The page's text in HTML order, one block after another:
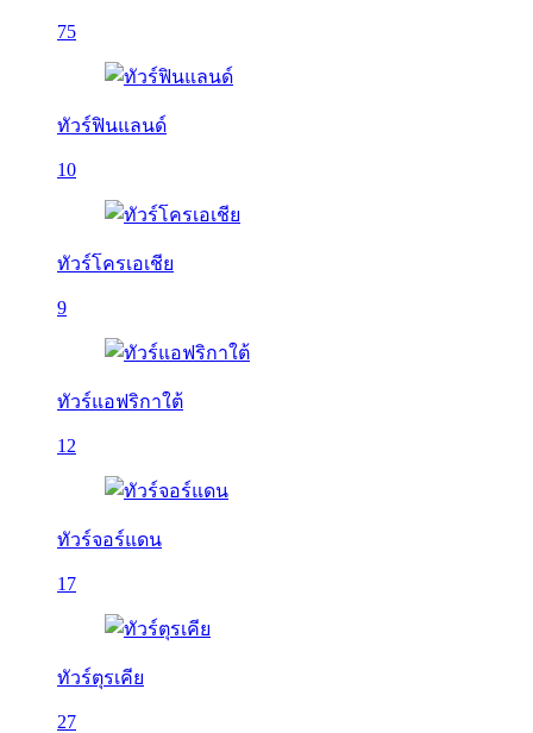
75
ทัวร์ฟินแลนด์
10
ทัวร์โครเอเชีย
9
ทัวร์แอฟริกาใต้
12
ทัวร์จอร์แดน
17
ทัวร์ตุรเคีย
27